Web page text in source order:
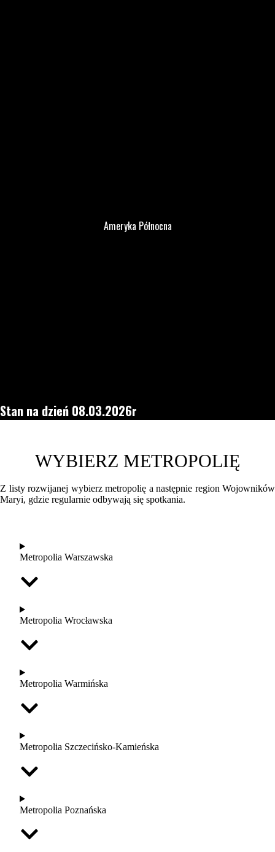
Ameryka Północna
Stan na dzień 08.03.2026r
WYBIERZ METROPOLIĘ
Z listy rozwijanej wybierz metropolię a następnie region Wojowników
Maryi, gdzie regularnie odbywają się spotkania.
Metropolia Warszawska
Metropolia Wrocławska
Metropolia Warmińska
Metropolia Szczecińsko-Kamieńska
Metropolia Poznańska